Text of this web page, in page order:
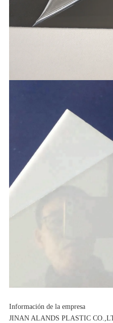
Información de la empresa
JINAN ALANDS PLASTIC